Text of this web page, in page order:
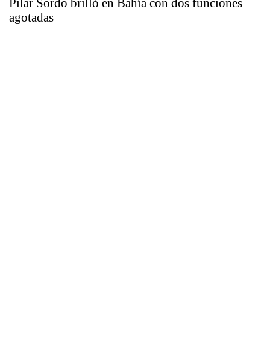
Pilar Sordo brilló en Bahía con dos funciones
agotadas